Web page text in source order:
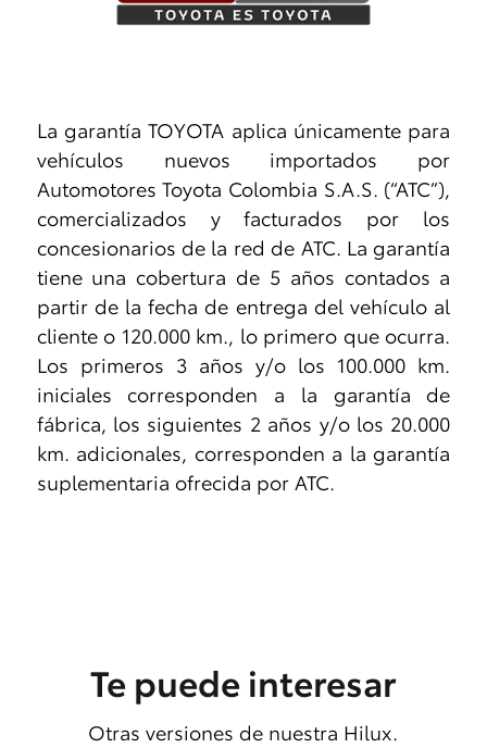
La garantía TOYOTA aplica únicamente para
vehículos nuevos importados por
Automotores Toyota Colombia S.A.S. (“ATC”),
comercializados y facturados por los
concesionarios de la red de ATC. La garantía
tiene una cobertura de 5 años contados a
partir de la fecha de entrega del vehículo al
cliente o 120.000 km., lo primero que ocurra.
Los primeros 3 años y/o los 100.000 km.
iniciales corresponden a la garantía de
fábrica, los siguientes 2 años y/o los 20.000
km. adicionales, corresponden a la garantía
suplementaria ofrecida por ATC.
Te puede interesar
Otras versiones de nuestra Hilux.